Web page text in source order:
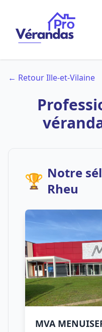
← Retour Ille-et-Vilaine
🏆 Notre
Rheu